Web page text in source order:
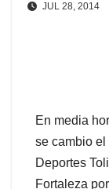
JUL 28, 2014
En media
se cambio el
Deportes
Fortaleza